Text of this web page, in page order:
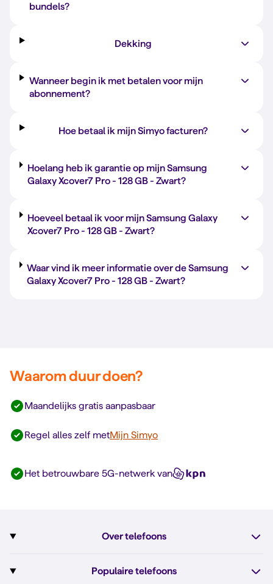
bundels?
Dekking
Wanneer begin ik met betalen voor mijn
abonnement?
Hoe betaal ik mijn Simyo facturen?
Hoelang heb ik garantie op mijn Samsung
Galaxy Xcover7 Pro - 128 GB- Zwart?
Hoeveel betaal ik voor mijn Samsung Galaxy
Xcover7 Pro -128 GB-Zwart?
Waar vind ik meer informatie over de Samsung
Galaxy Xcover7 Pro -128 GB-Zwart?
Waarom duur doen?
Maandelijks gratis aanpasbaar
Regel alles zelf metMijn Simyo
Het betrouwbare 5G-netwerk van
Over telefoons
Populaire telefoons